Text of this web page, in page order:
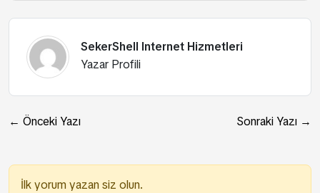
SekerShell Internet Hizmetleri
Yazar Profili
← Önceki Yazı Sonraki Yazı →
İlk yorum yazan siz olun.